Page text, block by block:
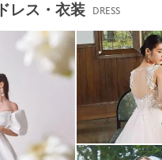
ドレス・衣装 DRESS